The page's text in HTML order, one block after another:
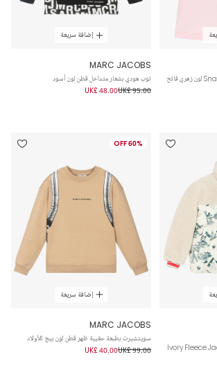
فستان قطن بطبعة حقيبة Snapshot لون زهري فاتح
إضافة سريعة
MARC JACOBS
توب هودي بشعار متداخل قطن لون أسود
UK£ 95.00
UK£ 48.00
Ivory Fleece
60% OFF
إضافة سريعة
MARC JACOBS
سويتشيرت بطبعة حقيبة ظهر قطن لون بيج للأولاد
UK£ 99.00
UK£ 40.00